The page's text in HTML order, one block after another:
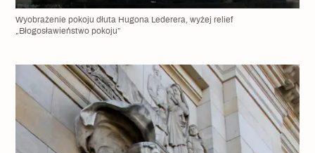
Wyobrażenie pokoju dłuta Hugona Lederera, wyżej relief
„Błogosławieństwo pokoju”